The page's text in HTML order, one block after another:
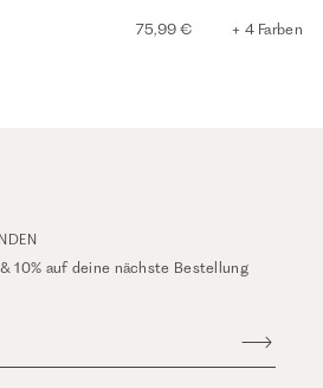
75,99 € + 4 Farben
10% auf deine nächste Bestellung